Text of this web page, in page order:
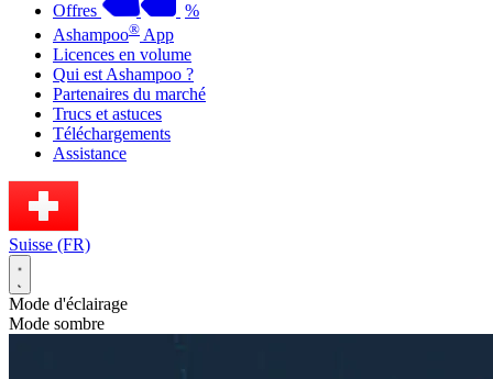
Offres
%
Ashampoo® App
Licences en volume
Qui est Ashampoo ?
Partenaires du marché
Trucs et astuces
Téléchargements
Assistance
Suisse (FR)
Mode d'éclairage
Mode sombre